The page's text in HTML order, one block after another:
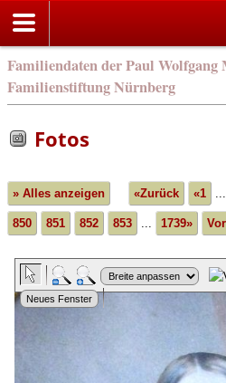
Familiendaten der Paul Wolfgang
Familienstiftung Nürnberg
Fotos
» Alles anzeigen «Zurück «1 ...
850 851 852 853 ... 1739»